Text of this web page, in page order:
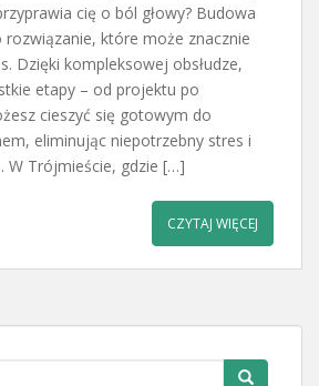
cię o ból głowy? Budowa
które może znacznie
Dzięki kompleksowej obsłudze,
etapy – od projektu po
cieszyć się gotowym do
eliminując niepotrzebny stres i
W Trójmieście, gdzie […]
CZYTAJ WIĘCEJ